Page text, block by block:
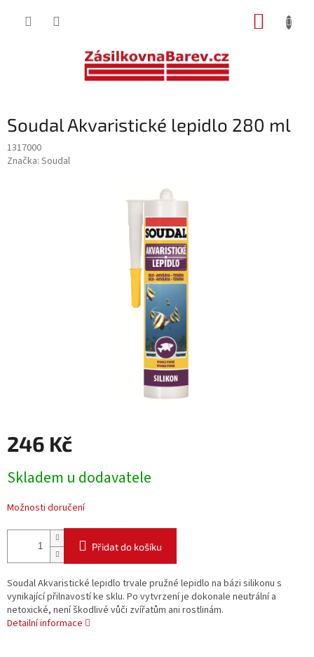
Soudal Akvaristické lepidlo 280 ml
1317000
Značka: Soudal
246 Kč
cena:
Skladem u dodavatele
Možnosti doručení
Přidat do košíku
Soudal Akvaristické lepidlo trvale pružné lepidlo na bázi silikonu s
vynikající přilnavostí ke sklu. Po vytvrzení je dokonale neutrální a
netoxické, není škodlivé vůči zvířatům ani rostlinám.
Detailní informace